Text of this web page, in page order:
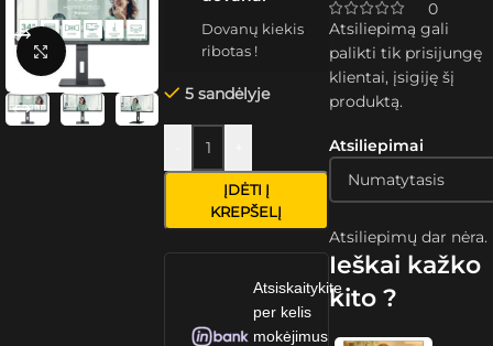
Spustelėkite, kad padidintumėte
Dovanų kiekis
ribotas !
5 sandėlyje
ĮDĖTI Į
KREPŠELĮ
Atsiskaitykite
per kelis
mokėjimus
0
Atsiliepimai
Atsiliepimų dar nėra.
Atsiliepimą gali
palikti tik prisijungę
klientai, įsigiję šį
produktą.
Ieškai kažko
kito ?